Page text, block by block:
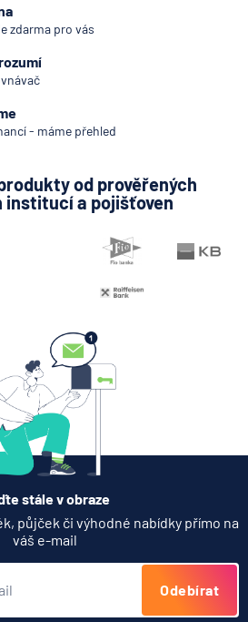
banka
banky
banky
zdarma pro vás
- máme přehled
od prověřených
institucí a pojišťoven
stále v obraze
půjček či výhodné nabídky přímo na
váš e-mail
Odebírat